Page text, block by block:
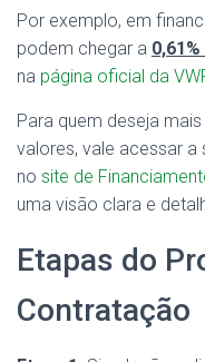
Por exemplo, em
podem chegar a
na página oficial da
Para quem deseja
valores, vale acessar
no site de
uma visão clara e
Etapas do
Contratação